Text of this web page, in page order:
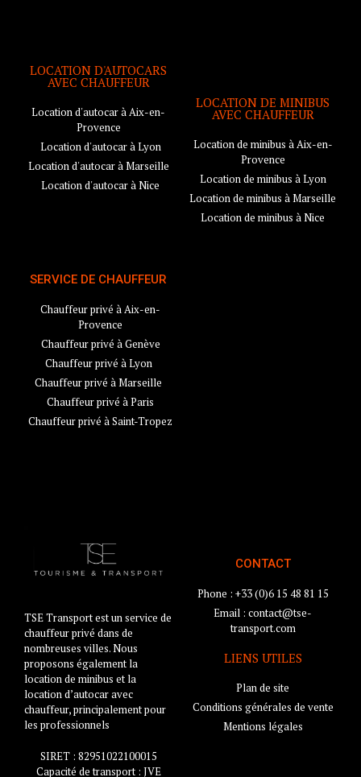
LOCATION D'AUTOCARS
AVEC CHAUFFEUR
Location d'autocar à Aix-en-
Provence
Location d'autocar à Lyon
Location d'autocar à Marseille
Location d'autocar à Nice
LOCATION DE MINIBUS
AVEC CHAUFFEUR
Location de minibus à Aix-en-
Provence
Location de minibus à Lyon
Location de minibus à Marseille
Location de minibus à Nice
SERVICE DE CHAUFFEUR
Chauffeur privé à Aix-en-
Provence
Chauffeur privé à Genève
Chauffeur privé à Lyon
Chauffeur privé à Marseille
Chauffeur privé à Paris
Chauffeur privé à Saint-Tropez
TSE Transport est un service de
chauffeur privé dans de
nombreuses villes. Nous
proposons également la
location de minibus et la
location d’autocar avec
chauffeur, principalement pour
les professionnels
SIRET : 82951022100015
Capacité de transport : JVE
CONTACT
Phone : +33 (0)6 15 48 81 15
Email : contact@tse-
transport.com
LIENS UTILES
Plan de site
Conditions générales de vente
Mentions légales